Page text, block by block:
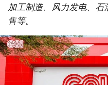
文化
国际
旅游
加工制造、风力发电、
售等。